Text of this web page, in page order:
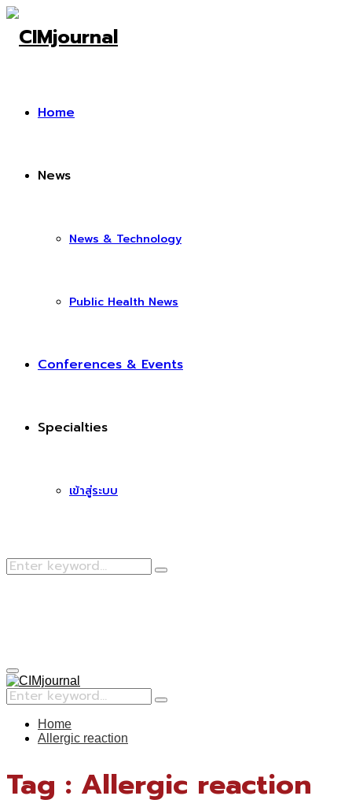
Home
News
News & Technology
Public Health News
Conferences & Events
Specialties
เข้าสู่ระบบ
Search
Search
Primary
Menu
Search
for:
Search
Home
Allergic reaction
Tag : Allergic reaction